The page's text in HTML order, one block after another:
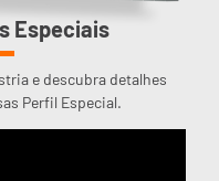
Especiais
e descubra detalhes
Perfil Especial.